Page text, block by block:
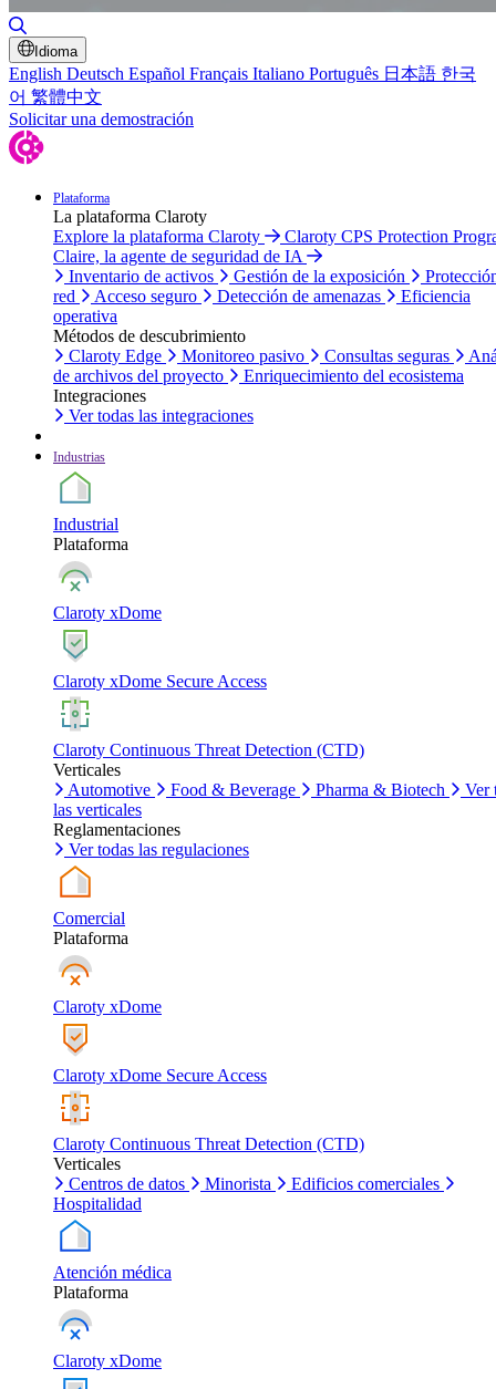
Idioma
English Deutsch Español Français Italiano Português 日本語 한국
어 繁體中文
Solicitar una demostración
Plataforma
La plataforma Claroty
Explore la plataforma Claroty
Claroty CPS Protection
Claire, la agente de seguridad de IA
Inventario de activos
Gestión de la exposición
red
Acceso seguro Detección de amenazas
Eficiencia
operativa
Métodos de descubrimiento
Claroty Edge
Monitoreo pasivo Consultas seguras
de archivos del proyecto
Enriquecimiento del ecosistema
Integraciones
Ver todas las integraciones
Industrias
Industrial
Plataforma
Claroty xDome
Claroty xDome Secure Access
Claroty Continuous Threat Detection (CTD)
Verticales
Automotive
Food & Beverage Pharma & Biotech
Ver
las verticales
Reglamentaciones
Ver todas las regulaciones
Comercial
Plataforma
Claroty xDome
Claroty xDome Secure Access
Claroty Continuous Threat Detection (CTD)
Verticales
Centros de datos
Minorista
Edificios comerciales
Hospitalidad
Atención médica
Plataforma
Claroty xDome